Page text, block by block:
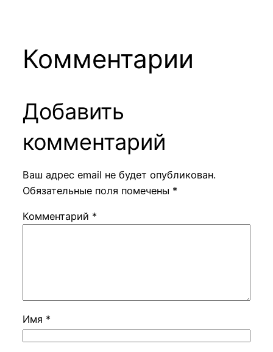
Комментарии
Добавить
комментарий
Ваш адрес email не будет опубликован.
Обязательные поля помечены *
Комментарий *
Имя *